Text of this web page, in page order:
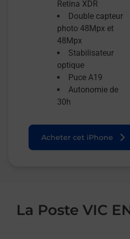
Retina XDR
Double capteur
photo 48Mpx et
48Mpx
Stabilisateur
optique
Puce A19
Autonomie de
30h
Acheter cet iPhone
La Poste VIC